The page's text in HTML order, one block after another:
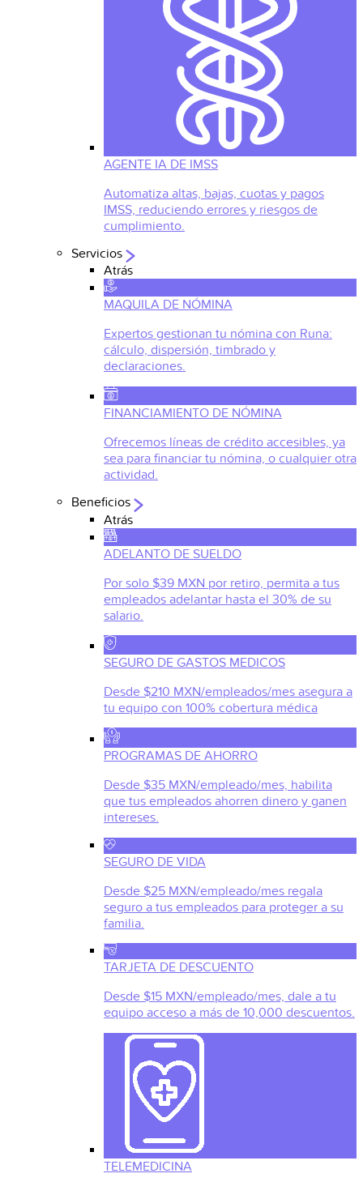
AGENTE IA DE IMSS
Automatiza altas, bajas, cuotas y pagos
IMSS, reduciendo errores y riesgos de
cumplimiento.
Servicios
Atrás
MAQUILA DE NÓMINA
Expertos gestionan tu nómina con Runa:
cálculo, dispersión, timbrado y
declaraciones.
FINANCIAMIENTO DE NÓMINA
Ofrecemos líneas de crédito accesibles, ya
sea para financiar tu nómina, o cualquier otra
actividad.
Beneficios
Atrás
ADELANTO DE SUELDO
Por solo $39 MXN por retiro, permita a tus
empleados adelantar hasta el 30% de su
salario.
SEGURO DE GASTOS MEDICOS
Desde $210 MXN/empleados/mes asegura a
tu equipo con 100% cobertura médica
PROGRAMAS DE AHORRO
Desde $35 MXN/empleado/mes, habilita
que tus empleados ahorren dinero y ganen
intereses.
SEGURO DE VIDA
Desde $25 MXN/empleado/mes regala
seguro a tus empleados para proteger a su
familia.
TARJETA DE DESCUENTO
Desde $15 MXN/empleado/mes, dale a tu
equipo acceso a más de 10,000 descuentos.
TELEMEDICINA